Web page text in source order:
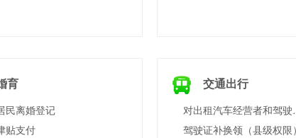
育
民离婚登记
贴支付
交通出行
对出租汽
驾驶证补换领（县级权限）